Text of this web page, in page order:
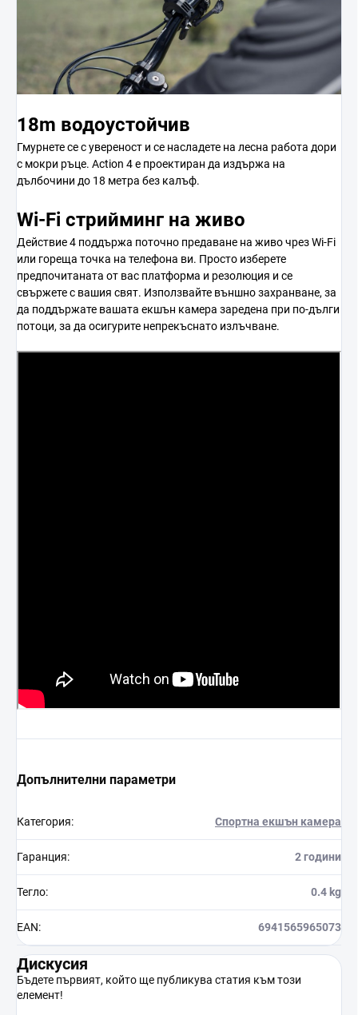
18m водоустойчив
Гмурнете се с увереност и се насладете на лесна работа дори
с мокри ръце. Action 4 е проектиран да издържа на
дълбочини до 18 метра без калъф.
Wi-Fi стрийминг на живо
Действие 4 поддържа поточно предаване на живо чрез Wi-Fi
или гореща точка на телефона ви. Просто изберете
предпочитаната от вас платформа и резолюция и се
свържете с вашия свят. Използвайте външно захранване, за
да поддържате вашата екшън камера заредена при по-дълги
потоци, за да осигурите непрекъснато излъчване.
Допълнителни параметри
Категория: Спортна екшън камера
Гаранция: 2 години
Тегло: 0.4 kg
EAN: 6941565965073
Дискусия
Бъдете първият, който ще публикува статия към този
елемент!